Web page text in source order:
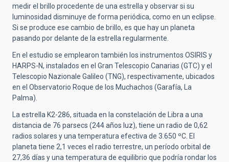
medir el brillo procedente de una estrella y observar si su
luminosidad disminuye de forma periódica, como en un eclipse.
Si se produce ese cambio de brillo, es que hay un planeta
pasando por delante de la estrella regularmente.
En el estudio se emplearon también los instrumentos OSIRIS y
HARPS-N, instalados en el Gran Telescopio Canarias (GTC) y el
Telescopio Nazionale Galileo (TNG), respectivamente, ubicados
en el Observatorio Roque de los Muchachos (Garafía, La
Palma).
La estrella K2-286, situada en la constelación de Libra a una
distancia de 76 parsecs (244 años luz), tiene un radio de 0,62
radios solares y una temperatura efectiva de 3.650 ºC. El
planeta tiene 2,1 veces el radio terrestre, un período orbital de
27,36 días y una temperatura de equilibrio que podría rondar los